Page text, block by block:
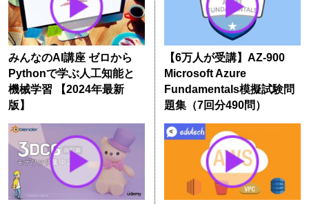
みんなのAI講座 ゼロから
Pythonで学ぶ人工知能と
機械学習 【2024年最新
版】
【6万人が受講】AZ-900
Microsoft Azure
Fundamentals模擬試験問
題集（7回分490問）